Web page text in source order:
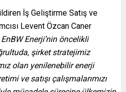
İş Geliştirme Satış ve
Levent Özcan Caner
Enerji’nin öncelikli
şirket stratejimiz
olan yenilenebilir enerji
ve satışı çalışmalarımızı